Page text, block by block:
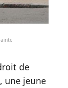
de
une jeune